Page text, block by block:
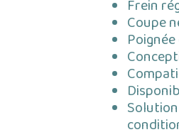
Frein
Coupe